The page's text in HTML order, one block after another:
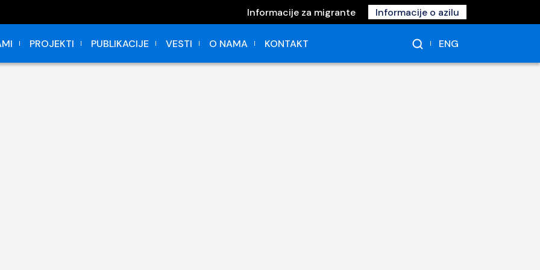
Informacije za migrante Informacije o azilu
PROJEKTI PUBLIKACIJE VESTI O NAMA KONTAKT ENG